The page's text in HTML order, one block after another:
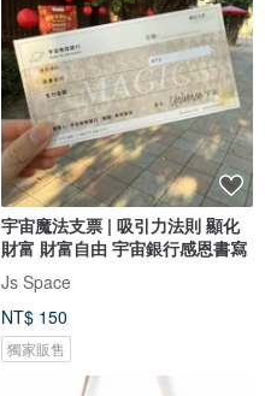
宇宙魔法支票 | 吸引力法則 顯化
財富 財富自由 宇宙銀行感恩書寫
Js Space
NT$ 150
獨家販售